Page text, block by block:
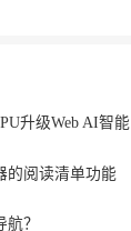
升级Web AI智能
的阅读清单功能
？